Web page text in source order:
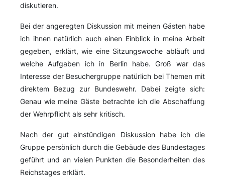
diskutieren.
Bei der angeregten Diskussion mit meinen Gästen habe
ich ihnen natürlich auch einen Einblick in meine Arbeit
gegeben, erklärt, wie eine Sitzungswoche abläuft und
welche Aufgaben ich in Berlin habe. Groß war das
Interesse der Besuchergruppe natürlich bei Themen mit
direktem Bezug zur Bundeswehr. Dabei zeigte sich:
Genau wie meine Gäste betrachte ich die Abschaffung
der Wehrpflicht als sehr kritisch.
Nach der gut einstündigen Diskussion habe ich die
Gruppe persönlich durch die Gebäude des Bundestages
geführt und an vielen Punkten die Besonderheiten des
Reichstages erklärt.